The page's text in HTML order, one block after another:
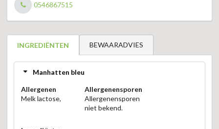
0546867515
INGREDIËNTEN BEWAARADVIES
Manhatten bleu
Allergenen
Melk lactose,
Allergenensporen
Allergenensporen
niet bekend.